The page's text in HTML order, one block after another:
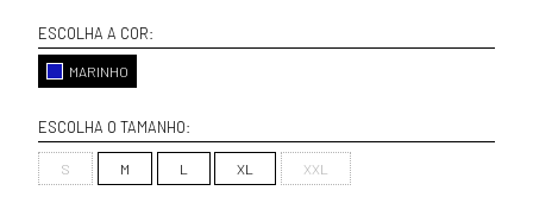
ESCOLHA A COR:
MARINHO
ESCOLHA O TAMANHO:
S M L XL XXL